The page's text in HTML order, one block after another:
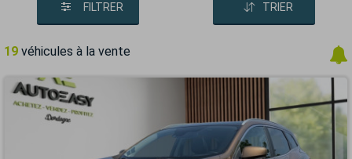
FILTRER TRIER
19 véhicules à la vente